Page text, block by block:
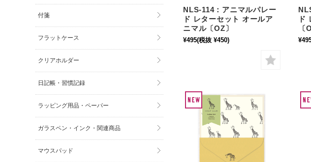
NLS-114：アニマルパレー
ド レターセット オールア
ニマル〔OZ〕
¥495(税抜 ¥450)
ド
〔
付箋
フラットケース
クリアホルダー
日記帳・習慣記録
ラッピング用品・ペーパー
ガラスペン・インク・関連商品
マウスパッド